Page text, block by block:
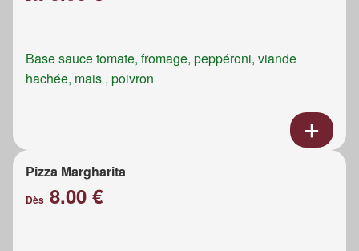
Base sauce tomate, fromage, peppéroni, viande
hachée, mais , poivron
Pizza Margharita
Dès 8.00 €